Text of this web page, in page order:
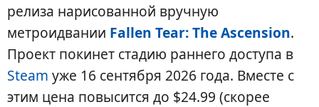
релиза нарисованной вручную
метроидвании Fallen Tear: The Ascension.
Проект покинет стадию раннего доступа в
Steam уже 16 сентября 2026 года. Вместе с
этим цена повысится до $24.99 (скорее